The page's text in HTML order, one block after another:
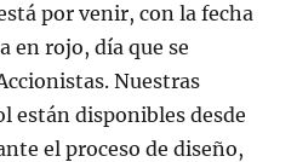
por venir, con la fecha
en rojo, día que se
Nuestras
están disponibles desde
el proceso de diseño,